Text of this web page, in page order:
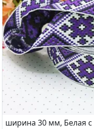
ширина 30 мм, Белая